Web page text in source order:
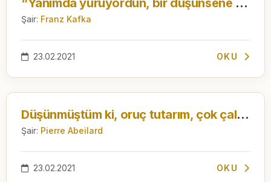
Şair: Franz Kafka
23.02.2021 OKU
Düşünmüştüm ki, oruç tutarım, çok çalışırım, küçülür gidersin anılarımda.
Şair: Pierre Abeilard
23.02.2021 OKU